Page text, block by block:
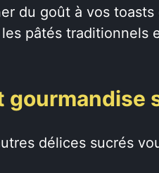
du goût à vos toasts
pâtés traditionnels
gourmandise
délices sucrés